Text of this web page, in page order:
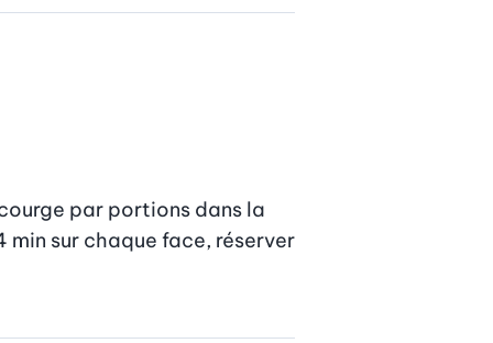
par portions dans la
sur chaque face, réserver